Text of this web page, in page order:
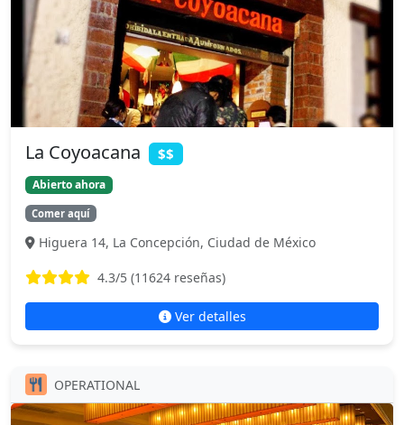
La Coyoacana $$
Abierto ahora
Comer aquí
Higuera 14, La Concepción, Ciudad de México
4.3/5 (11624 reseñas)
Ver detalles
OPERATIONAL